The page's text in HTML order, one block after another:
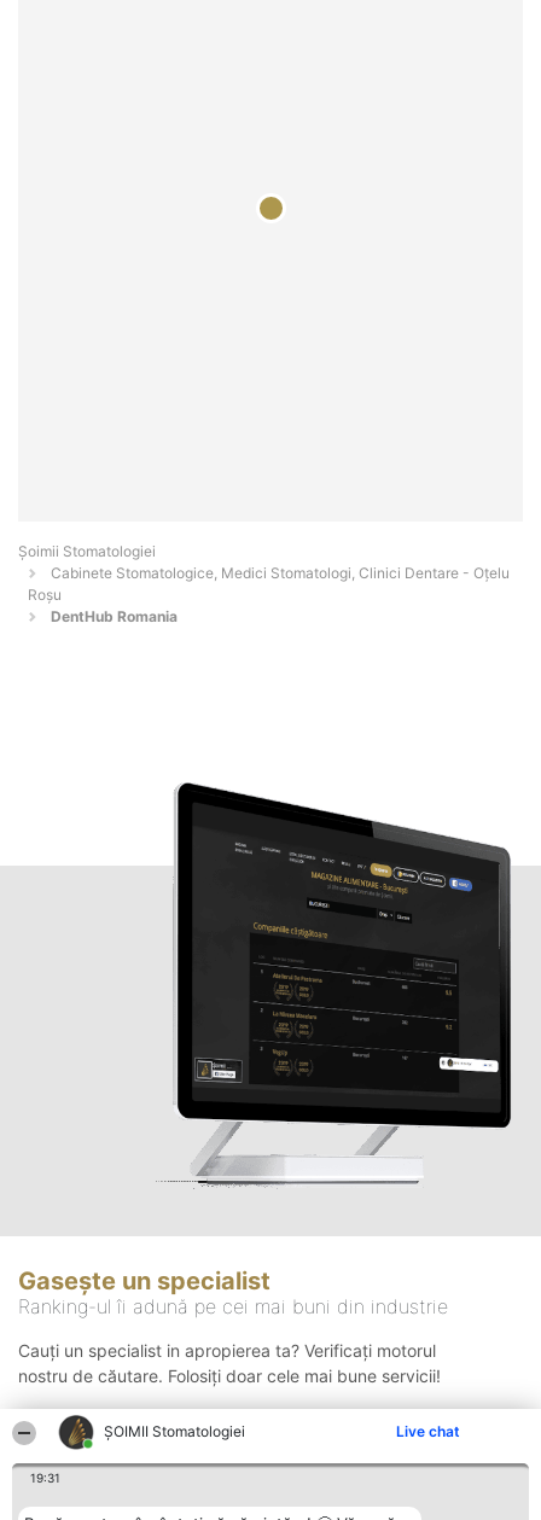
ȘOIMII Stomatologiei Live chat
19:31
Șoimii Stomatologiei
Cabinete Stomatologice, Medici Stomatologi, Clinici Dentare - Oţelu
Roşu
DentHub Romania
Gasește un specialist
Ranking-ul îi adună pe cei mai buni din industrie
Cauți un specialist in apropierea ta? Verificați motorul
nostru de căutare. Folosiți doar cele mai bune servicii!